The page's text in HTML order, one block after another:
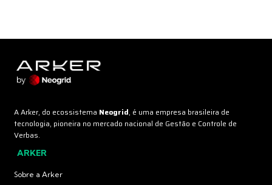
A Arker, do ecossistema Neogrid, é uma empresa brasileira de
tecnologia, pioneira no mercado nacional de Gestão e Controle de
Verbas.
ARKER
Sobre a Arker